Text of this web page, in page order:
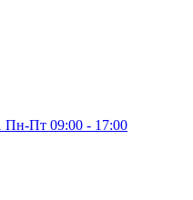
Пн-Пт 09:00 - 17:00